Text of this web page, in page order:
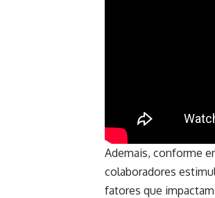
Ademais, conforme
colaboradores
fatores que